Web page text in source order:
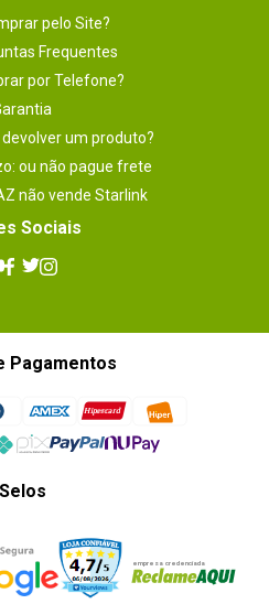
pelo Site?
Frequentes
por Telefone?
um produto?
ou não pague frete
não vende Starlink
Sociais
Pagamentos
Selos